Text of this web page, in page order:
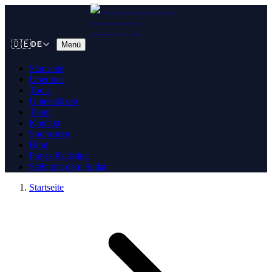
🇩🇪DE Menü
Startseite
Über uns
Tools
Unterstützen
Team
Kontakt
Sponsoren
Blog
Freies Palästina
Steht mit dem Sudan
Startseite